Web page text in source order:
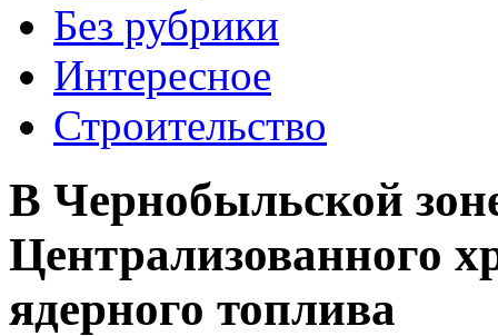
Без рубрики
Интересное
Строительство
В Чернобыльской
Централизованного
ядерного топлива